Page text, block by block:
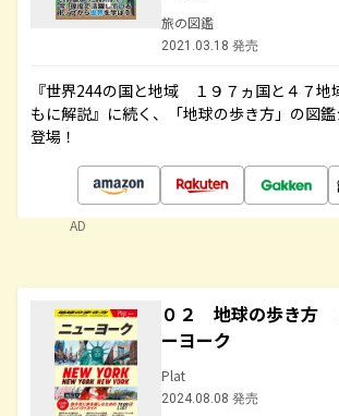
旅の図鑑
2021.03.18 発売
『世界244の国と地域 １９７ヵ国と４７地
もに解説』に続く、「地球の歩き方」の図
登場！
AD
０２ 地球の歩き方
ーヨーク
Plat
2024.08.08 発売